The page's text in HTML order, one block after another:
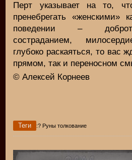
Перт указывает на то,
пренебрегать «женскими»
поведении –
состраданием,
глубоко раскаяться, то вас
прямом, так и переносном
© Алексей Корнеев
Теги :? Руны толкование